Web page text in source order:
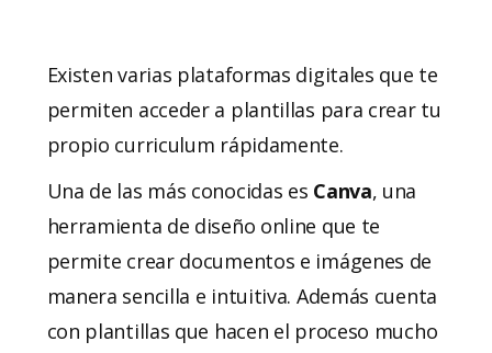
Existen varias plataformas digitales que te
permiten acceder a plantillas para crear tu
propio curriculum rápidamente.
Una de las más conocidas es Canva, una
herramienta de diseño online que te
permite crear documentos e imágenes de
manera sencilla e intuitiva. Además cuenta
con plantillas que hacen el proceso mucho